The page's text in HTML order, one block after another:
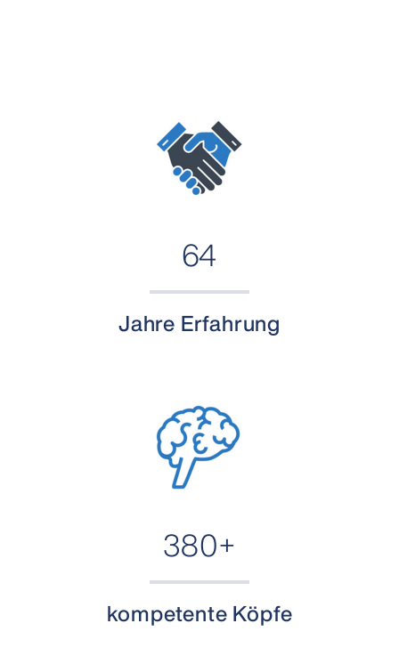
64
Jahre Erfahrung
380+
kompetente Köpfe